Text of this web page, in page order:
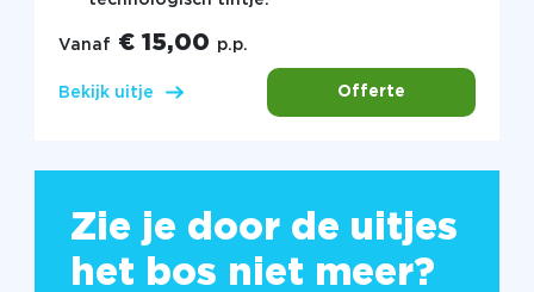
Vanaf € 15,00 p.p.
Bekijk uitje Offerte
Zie je door de uitjes
het bos niet meer?